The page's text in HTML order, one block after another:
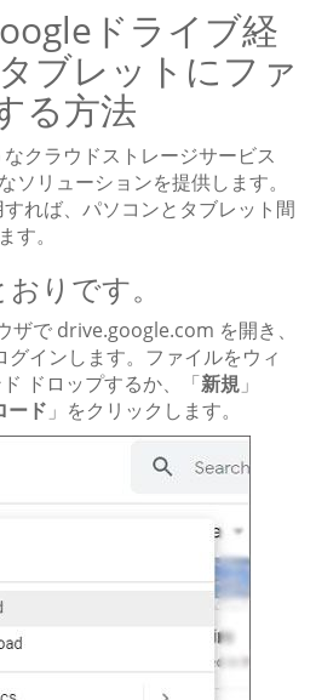
ドライブ経
ブレットにファ
る方法
クラウドストレージサービス
ソリューションを提供します。
れば、パソコンとタブレット間
す。
りです。
ザで drive.google.com を開き、
インします。ファイルをウィ
ドロップするか、「新規 」
ード 」をクリックします。